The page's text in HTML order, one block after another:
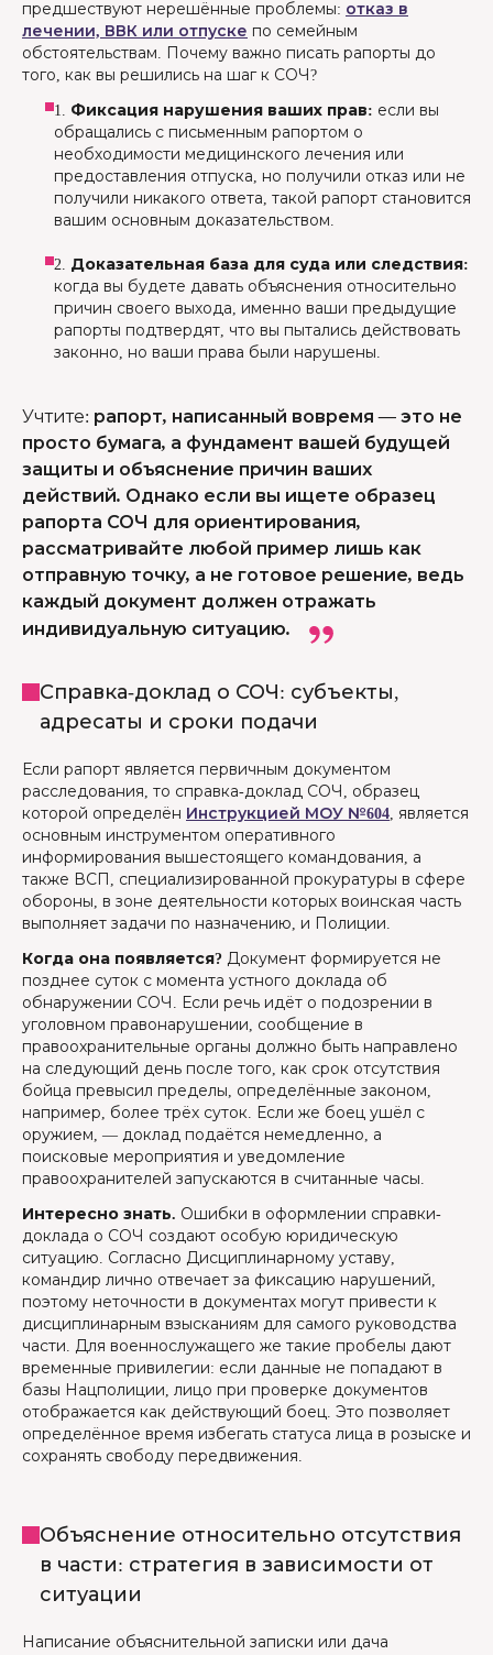
предшествуют нерешённые проблемы: отказ в
лечении, ВВК или отпуске по семейным
обстоятельствам. Почему важно писать рапорты до
того, как вы решились на шаг к СОЧ?
1. Фиксация нарушения ваших прав: если вы
обращались с письменным рапортом о
необходимости медицинского лечения или
предоставления отпуска, но получили отказ или не
получили никакого ответа, такой рапорт становится
вашим основным доказательством.
2. Доказательная база для суда или следствия:
когда вы будете давать объяснения относительно
причин своего выхода, именно ваши предыдущие
рапорты подтвердят, что вы пытались действовать
законно, но ваши права были нарушены.
Учтите: рапорт, написанный вовремя — это не
просто бумага, а фундамент вашей будущей
защиты и объяснение причин ваших
действий. Однако если вы ищете образец
рапорта СОЧ для ориентирования,
рассматривайте любой пример лишь как
отправную точку, а не готовое решение, ведь
каждый документ должен отражать
индивидуальную ситуацию.
Справка-доклад о СОЧ: субъекты,
адресаты и сроки подачи
Если рапорт является первичным документом
расследования, то справка-доклад СОЧ, образец
которой определён Инструкцией МОУ №604, является
основным инструментом оперативного
информирования вышестоящего командования, а
также ВСП, специализированной прокуратуры в сфере
обороны, в зоне деятельности которых воинская часть
выполняет задачи по назначению, и Полиции.
Когда она появляется? Документ формируется не
позднее суток с момента устного доклада об
обнаружении СОЧ. Если речь идёт о подозрении в
уголовном правонарушении, сообщение в
правоохранительные органы должно быть направлено
на следующий день после того, как срок отсутствия
бойца превысил пределы, определённые законом,
например, более трёх суток. Если же боец ушёл с
оружием, — доклад подаётся немедленно, а
поисковые мероприятия и уведомление
правоохранителей запускаются в считанные часы.
Интересно знать. Ошибки в оформлении справки-
доклада о СОЧ создают особую юридическую
ситуацию. Согласно Дисциплинарному уставу,
командир лично отвечает за фиксацию нарушений,
поэтому неточности в документах могут привести к
дисциплинарным взысканиям для самого руководства
части. Для военнослужащего же такие пробелы дают
временные привилегии: если данные не попадают в
базы Нацполиции, лицо при проверке документов
отображается как действующий боец. Это позволяет
определённое время избегать статуса лица в розыске и
сохранять свободу передвижения.
Объяснение относительно отсутствия
в части: стратегия в зависимости от
ситуации
Написание объяснительной записки или дача